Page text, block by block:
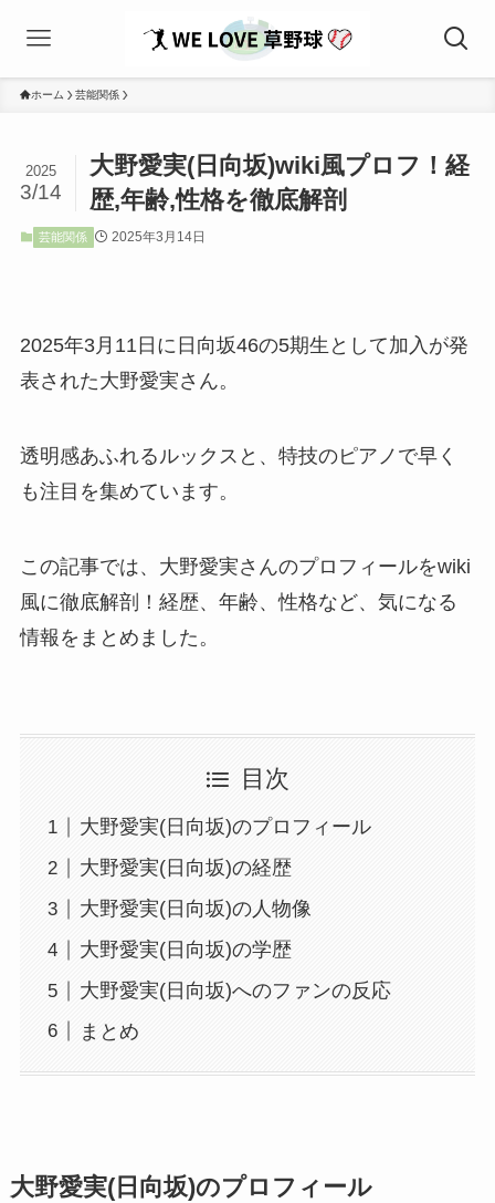
ホーム 芸能関係
大野愛実(日向坂)wiki風プロフ！経
歴,年齢,性格を徹底解剖
2025
3/14
芸能関係 2025年3月14日
2025年3月11日に日向坂46の5期生として加入が発
表された大野愛実さん。
透明感あふれるルックスと、特技のピアノで早く
も注目を集めています。
この記事では、大野愛実さんのプロフィールをwiki
風に徹底解剖！経歴、年齢、性格など、気になる
情報をまとめました。
目次
大野愛実(日向坂)のプロフィール
大野愛実(日向坂)の経歴
大野愛実(日向坂)の人物像
大野愛実(日向坂)の学歴
大野愛実(日向坂)へのファンの反応
まとめ
大野愛実(日向坂)のプロフィール